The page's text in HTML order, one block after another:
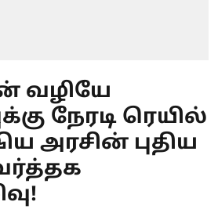
வழியே
நேரடி ரெயில்
அரசின் புதிய